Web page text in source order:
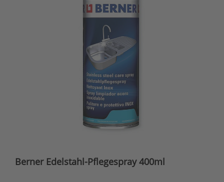
Berner Edelstahl-Pflegespray 400ml